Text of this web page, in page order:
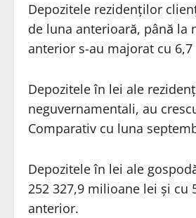
Depozitele rezidenților
de luna anterioară, până la
anterior s-au majorat cu
Depozitele în lei ale
neguvernamentali, au
Comparativ cu luna
Depozitele în lei ale
252 327,9 milioane lei și cu
anterior.